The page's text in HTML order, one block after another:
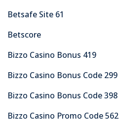
Betsafe Site 61
Betscore
Bizzo Casino Bonus 419
Bizzo Casino Bonus Code 299
Bizzo Casino Bonus Code 398
Bizzo Casino Promo Code 562